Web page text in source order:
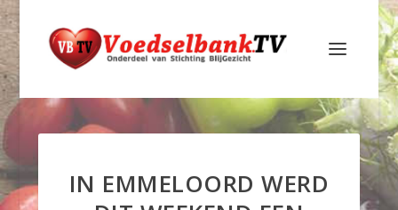
IN EMMELOORD WERD